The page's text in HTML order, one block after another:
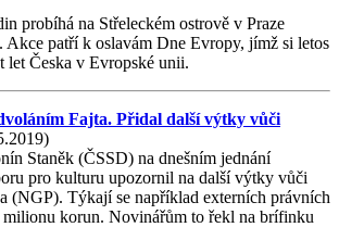
probíhá na Střeleckém ostrově v Praze
patří k oslavám Dne Evropy, jímž si letos
let Česka v Evropské unii.
Fajta. Přidal další výtky vůči
Staněk (ČSSD) na dnešním jednání
pro kulturu upozornil na další výtky vůči
(NGP). Týkají se například externích právních
milionu korun. Novinářům to řekl na brífinku